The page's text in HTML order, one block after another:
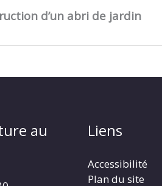
d’un abri de jardin
au
Liens
Accessibilité
Plan du site